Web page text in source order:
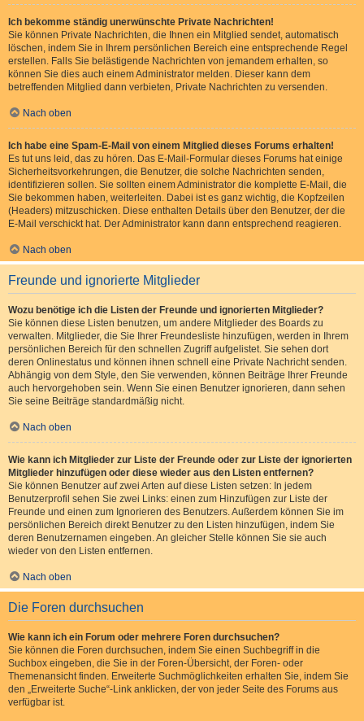
Ich bekomme ständig unerwünschte Private Nachrichten!
Sie können Private Nachrichten, die Ihnen ein Mitglied sendet, automatisch
löschen, indem Sie in Ihrem persönlichen Bereich eine entsprechende Regel
erstellen. Falls Sie belästigende Nachrichten von jemandem erhalten, so
können Sie dies auch einem Administrator melden. Dieser kann dem
betreffenden Mitglied dann verbieten, Private Nachrichten zu versenden.
Nach oben
Ich habe eine Spam-E-Mail von einem Mitglied dieses Forums erhalten!
Es tut uns leid, das zu hören. Das E-Mail-Formular dieses Forums hat einige
Sicherheitsvorkehrungen, die Benutzer, die solche Nachrichten senden,
identifizieren sollen. Sie sollten einem Administrator die komplette E-Mail, die
Sie bekommen haben, weiterleiten. Dabei ist es ganz wichtig, die Kopfzeilen
(Headers) mitzuschicken. Diese enthalten Details über den Benutzer, der die
E-Mail verschickt hat. Der Administrator kann dann entsprechend reagieren.
Nach oben
Freunde und ignorierte Mitglieder
Wozu benötige ich die Listen der Freunde und ignorierten Mitglieder?
Sie können diese Listen benutzen, um andere Mitglieder des Boards zu
verwalten. Mitglieder, die Sie Ihrer Freundesliste hinzufügen, werden in Ihrem
persönlichen Bereich für den schnellen Zugriff aufgelistet. Sie sehen dort
deren Onlinestatus und können ihnen schnell eine Private Nachricht senden.
Abhängig von dem Style, den Sie verwenden, können Beiträge Ihrer Freunde
auch hervorgehoben sein. Wenn Sie einen Benutzer ignorieren, dann sehen
Sie seine Beiträge standardmäßig nicht.
Nach oben
Wie kann ich Mitglieder zur Liste der Freunde oder zur Liste der ignorierten
Mitglieder hinzufügen oder diese wieder aus den Listen entfernen?
Sie können Benutzer auf zwei Arten auf diese Listen setzen: In jedem
Benutzerprofil sehen Sie zwei Links: einen zum Hinzufügen zur Liste der
Freunde und einen zum Ignorieren des Benutzers. Außerdem können Sie im
persönlichen Bereich direkt Benutzer zu den Listen hinzufügen, indem Sie
deren Benutzernamen eingeben. An gleicher Stelle können Sie sie auch
wieder von den Listen entfernen.
Nach oben
Die Foren durchsuchen
Wie kann ich ein Forum oder mehrere Foren durchsuchen?
Sie können die Foren durchsuchen, indem Sie einen Suchbegriff in die
Suchbox eingeben, die Sie in der Foren-Übersicht, der Foren- oder
Themenansicht finden. Erweiterte Suchmöglichkeiten erhalten Sie, indem Sie
den „Erweiterte Suche“-Link anklicken, der von jeder Seite des Forums aus
verfügbar ist.